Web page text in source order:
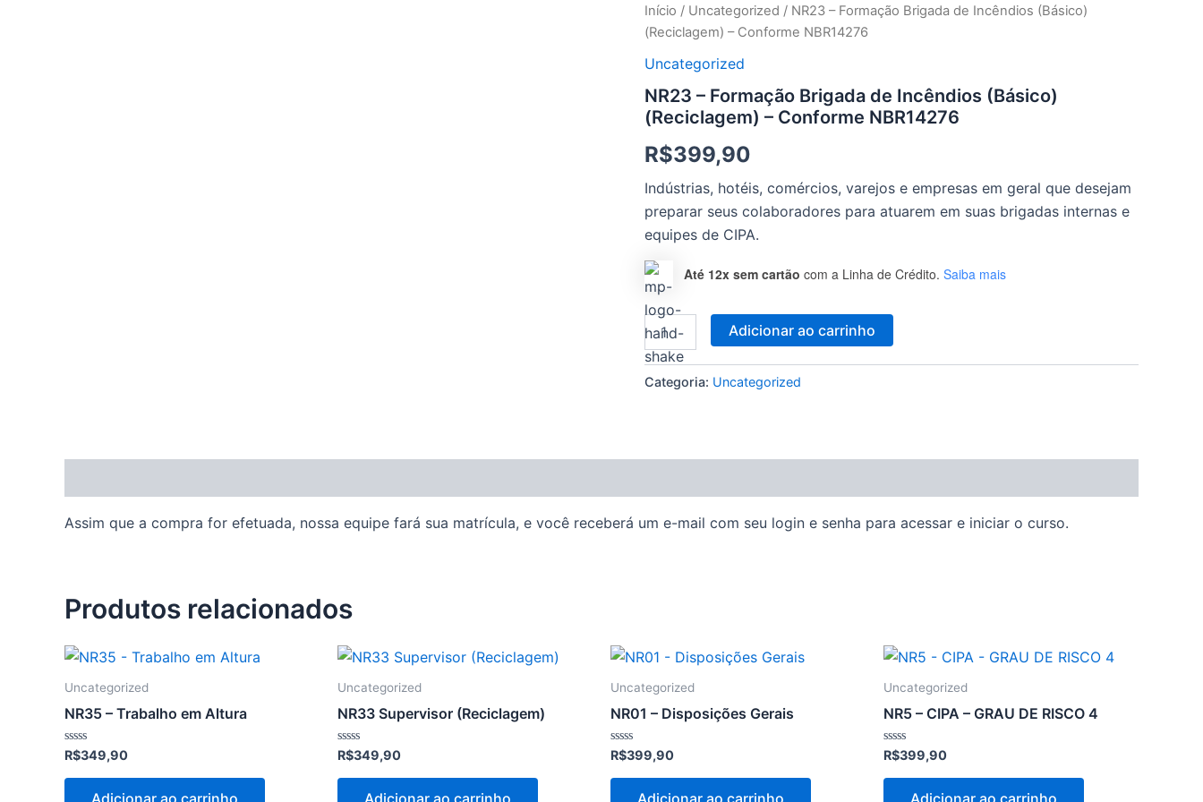
Início / Uncategorized / NR23 – Formação Brigada de Incêndios (Básico)
(Reciclagem) – Conforme NBR14276
Uncategorized
NR23 – Formação Brigada de Incêndios (Básico)
(Reciclagem) – Conforme NBR14276
R$399,90
Indústrias, hotéis, comércios, varejos e empresas em geral que desejam
preparar seus colaboradores para atuarem em suas brigadas internas e
equipes de CIPA.
Até 12x sem cartão com a Linha de Crédito. Saiba mais
NR23
-
Formação
Brigada
Incêndios
(Básico)
(Reciclagem)
-
Conforme
NBR14276
Adicionar ao carrinho
Categoria: Uncategorized
Assim que a compra for efetuada, nossa equipe fará sua matrícula, e você receberá um e-mail com seu login e senha para acessar e iniciar o curso.
Produtos relacionados
Uncategorized
NR35 – Trabalho em Altura
Avaliação
de
R$349,90
Adicionar ao carrinho
Uncategorized
NR33 Supervisor (Reciclagem)
Avaliação
de
R$349,90
Adicionar ao carrinho
Uncategorized
NR01 – Disposições Gerais
Avaliação
de
R$399,90
Adicionar ao carrinho
Uncategorized
NR5 – CIPA – GRAU DE RISCO 4
Avaliação
de
R$399,90
Adicionar ao carrinho